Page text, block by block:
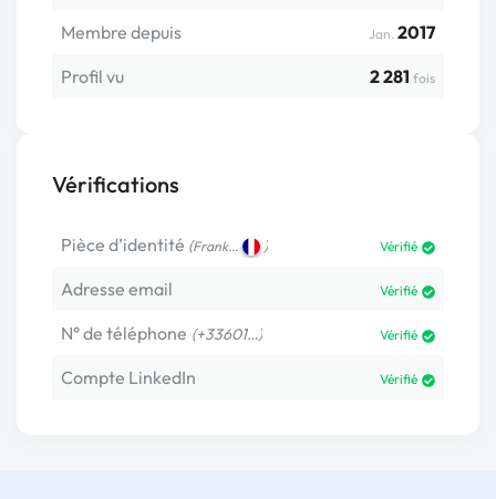
Membre depuis Jan. 2017
Profil vu
2 281 fois
Vérifications
Pièce d’identité (Frank… ) Vérifié
Adresse email Vérifié
N° de téléphone (+33601…) Vérifié
Compte LinkedIn Vérifié